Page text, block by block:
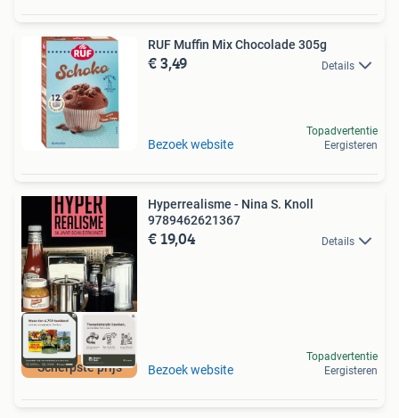
RUF Muffin Mix Chocolade 305g
€ 3,49 Details
Bezoek website
Topadvertentie
Eergisteren
Scherpste prijs
Hyperrealisme - Nina S. Knoll
9789462621367
€ 19,04 Details
Bezoek website
Topadvertentie
Eergisteren